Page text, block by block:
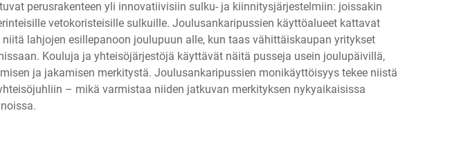
perusrakenteen yli innovatiivisiin sulku- ja kiinnitysjärjestelmiin: joissakin
vetokoristeisille sulkuille. Joulusankaripussien käyttöalueet kattavat
lahjojen esillepanoon joulupuun alle, kun taas vähittäiskaupan yritykset
Kouluja ja yhteisöjärjestöjä käyttävät näitä pusseja usein joulupäivillä,
ja jakamisen merkitystä. Joulusankaripussien monikäyttöisyys tekee niistä
– mikä varmistaa niiden jatkuvan merkityksen nykyaikaisissa